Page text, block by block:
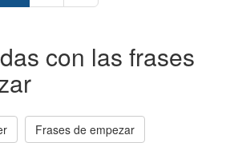
con las frases
Frases de empezar